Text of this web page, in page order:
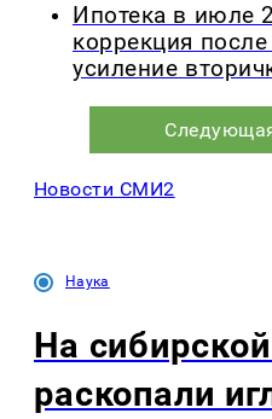
Ипотека в июле
коррекция
усиление
Новости СМИ2
Наука
На
раскопали